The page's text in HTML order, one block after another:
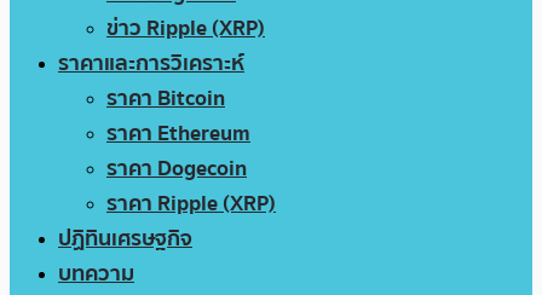
ข่าว Ripple (XRP)
ราคาและการวิเคราะห์
ราคา Bitcoin
ราคา Ethereum
ราคา Dogecoin
ราคา Ripple (XRP)
ปฏิทินเศรษฐกิจ
บทความ